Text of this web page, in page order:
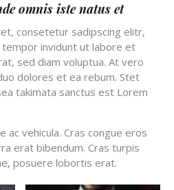
omnis iste natus et
consetetur sadipscing elitr,
invidunt ut labore et
sed diam voluptua. At vero
dolores et ea rebum. Stet
takimata sanctus est Lorem
ac vehicula. Cras congue eros
erat bibendum. Cras turpis
posuere lobortis erat.